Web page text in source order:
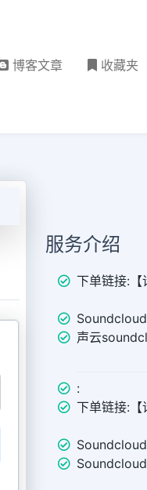
博客文章 收藏夹
服务介绍
下单链接:【
声云
:
下单链接:【